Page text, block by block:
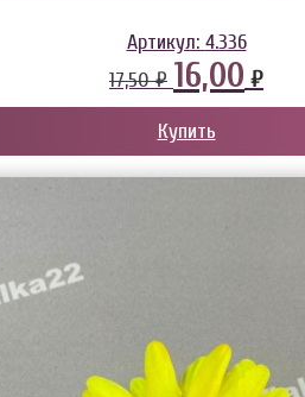
Артикул: 4.336
17,50 ₽ 16,00 ₽
Купить